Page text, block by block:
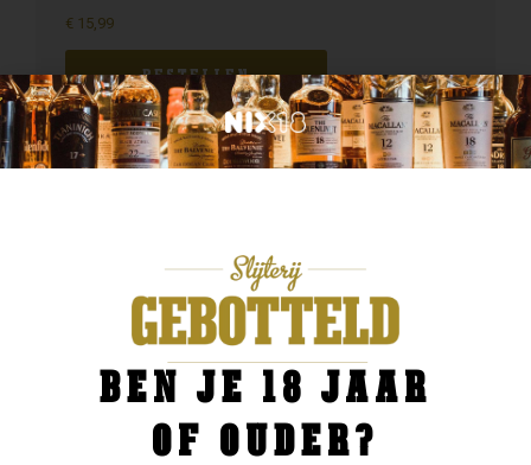
€ 15,99
BESTELLEN
BEN JE 18 JAAR
OF OUDER?